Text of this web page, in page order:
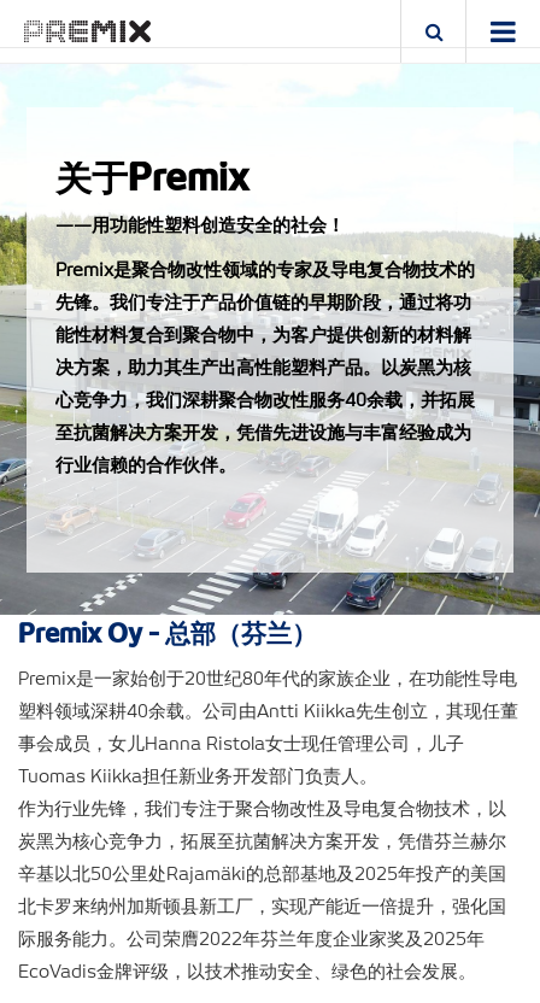
关于Premix
——用功能性塑料创造安全的社会！
Premix是聚合物改性领域的专家及导电复合物技术的
先锋。我们专注于产品价值链的早期阶段，通过将功
能性材料复合到聚合物中，为客户提供创新的材料解
决方案，助力其生产出高性能塑料产品。以炭黑为核
心竞争力，我们深耕聚合物改性服务40余载，并拓展
至抗菌解决方案开发，凭借先进设施与丰富经验成为
行业信赖的合作伙伴。
Premix Oy - 总部（芬兰）
Premix是一家始创于20世纪80年代的家族企业，在功能性导电
塑料领域深耕40余载。公司由Antti Kiikka先生创立，其现任董
事会成员，女儿Hanna Ristola女士现任管理公司，儿子
Tuomas Kiikka担任新业务开发部门负责人。
作为行业先锋，我们专注于聚合物改性及导电复合物技术，以
炭黑为核心竞争力，拓展至抗菌解决方案开发，凭借芬兰赫尔
辛基以北50公里处Rajamäki的总部基地及2025年投产的美国
北卡罗来纳州加斯顿县新工厂，实现产能近一倍提升，强化国
际服务能力。公司荣膺2022年芬兰年度企业家奖及2025年
EcoVadis金牌评级，以技术推动安全、绿色的社会发展。